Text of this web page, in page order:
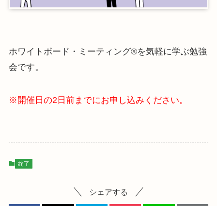
ホワイトボード・ミーティング®を気軽に学ぶ勉強
会です。
※開催日の2日前までにお申し込みください。
終了
シェアする